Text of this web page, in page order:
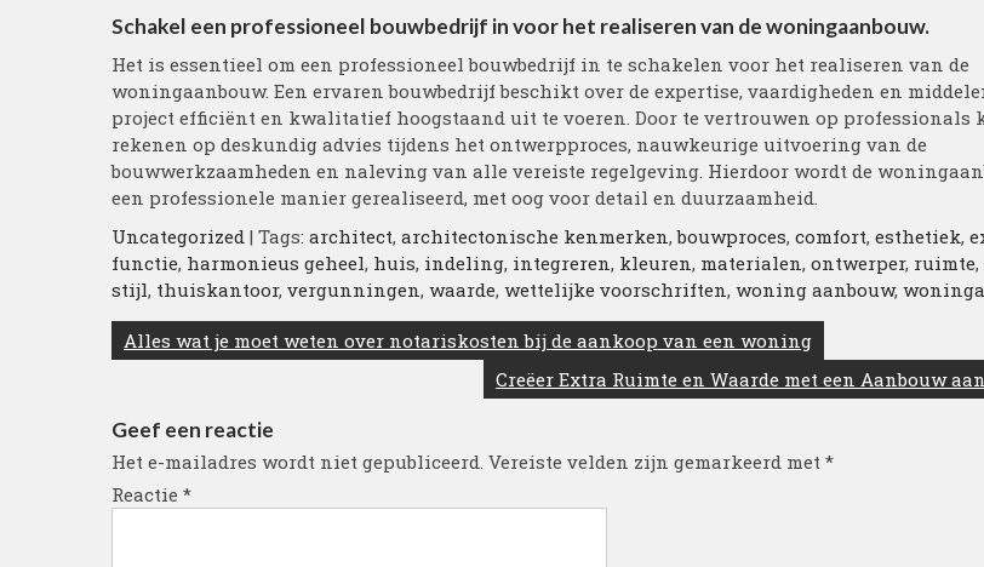
Schakel een professioneel bouwbedrijf in voor het realiseren van de woningaanbouw.
Het is essentieel om een professioneel bouwbedrijf in te schakelen voor het realiseren van de
woningaanbouw. Een ervaren bouwbedrijf beschikt over de expertise, vaardigheden en
project efficiënt en kwalitatief hoogstaand uit te voeren. Door te vertrouwen op professionals
rekenen op deskundig advies tijdens het ontwerpproces, nauwkeurige uitvoering van de
bouwwerkzaamheden en naleving van alle vereiste regelgeving. Hierdoor wordt de
een professionele manier gerealiseerd, met oog voor detail en duurzaamheid.
Uncategorized | Tags: architect, architectonische kenmerken,bouwproces, comfort, esthetiek,
functie, harmonieus geheel, huis, indeling, integreren, kleuren, materialen, ontwerper, ruimte,
stijl, thuiskantoor, vergunningen, waarde, wettelijke voorschriften, woning aanbouw,
Berichtnavigatie
Alles wat je moet weten over notariskosten bij de aankoop van een woning
Creëer Extra Ruimte en Waarde met een Aanbouw
Geef een reactie
Het e-mailadres wordt niet gepubliceerd. Vereiste velden zijn gemarkeerd met *
Reactie *